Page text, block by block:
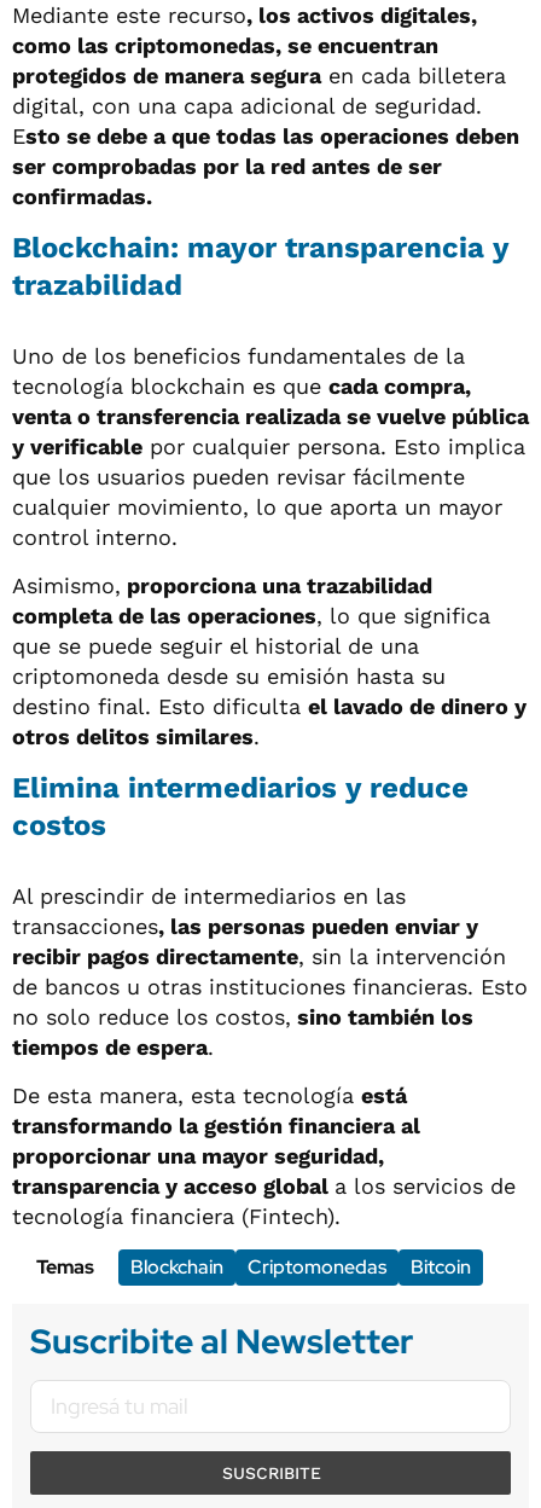
Mediante este recurso, los activos digitales,
como las criptomonedas, se encuentran
protegidos de manera seguraen cada billetera
digital, con una capa adicional de seguridad.
Esto se debe a que todas las operaciones deben
ser comprobadas por la red antes de ser
confirmadas.
Blockchain: mayor transparencia y
trazabilidad
Uno de los beneficios fundamentales de la
tecnología blockchain es que cada compra,
venta o transferencia realizada se vuelve pública
y verificable por cualquier persona. Esto implica
que los usuarios pueden revisar fácilmente
cualquier movimiento, lo que aporta un mayor
control interno.
Asimismo, proporciona una trazabilidad
completa de las operaciones, lo que significa
que se puede seguir el historial de una
criptomoneda desde su emisión hasta su
destino final. Esto dificulta el lavado de dinero y
otros delitos similares.
Elimina intermediarios y reduce
costos
Al prescindir de intermediarios en las
transacciones, las personas pueden enviar y
recibir pagos directamente, sin la intervención
de bancos u otras instituciones financieras. Esto
no solo reduce los costos, sino también los
tiempos de espera.
De esta manera, esta tecnología está
transformando la gestión financiera al
proporcionar una mayor seguridad,
transparencia y acceso global a los servicios de
tecnología financiera (Fintech).
Temas
Blockchain Criptomonedas Bitcoin
Suscribite al Newsletter
SUSCRIBITE